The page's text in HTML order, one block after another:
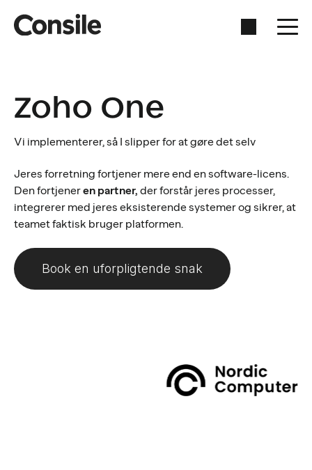
Zoho One
Vi implementerer, så I slipper for at gøre det selv
Jeres forretning fortjener mere end en software-licens.
Den fortjeneren partner, der forstår jeres processer,
integrerer med jeres eksisterende systemer og sikrer, at
teamet faktisk bruger platformen.
Book en uforpligtende snak